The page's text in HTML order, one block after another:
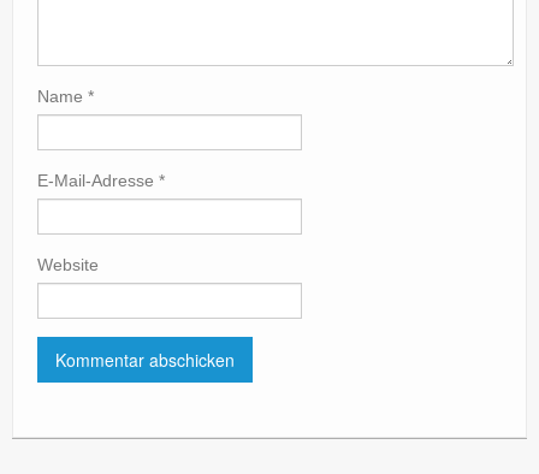
Name *
E-Mail-Adresse *
Website